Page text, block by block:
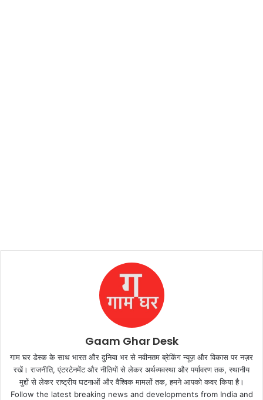
Gaam Ghar Desk
गाम घर डेस्क के साथ भारत और दुनिया भर से नवीनतम ब्रेकिंग न्यूज़ और विकास पर नज़र
रखें। राजनीति, एंटरटेनमेंट और नीतियों से लेकर अर्थव्यवस्था और पर्यावरण तक, स्थानीय
मुद्दों से लेकर राष्ट्रीय घटनाओं और वैश्विक मामलों तक, हमने आपको कवर किया है।
Follow the latest breaking news and developments from India and